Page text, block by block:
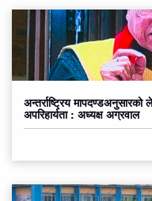
अन्तर्राष्ट्रिय
अपरिहार्यता : अध्यक्ष अग्रवाल